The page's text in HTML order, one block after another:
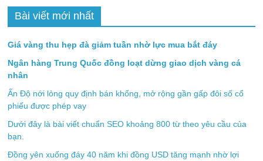
Bài viết mới nhất
Giá vàng thu hẹp đà giảm tuần nhờ lực mua bắt đáy
Ngân hàng Trung Quốc đồng loạt dừng giao dịch vàng cá
nhân
Ấn Độ nới lỏng quy định bán khống, mở rộng gần gấp đôi số cổ
phiếu được phép vay
Dưới đây là bài viết chuẩn SEO khoảng 800 từ theo yêu cầu của
bạn.
Đồng yên xuống đáy 40 năm khi đồng USD tăng mạnh nhờ lợi